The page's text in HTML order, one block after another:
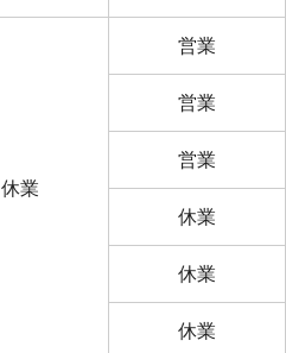
休業
営業
営業
営業
休業
休業
休業